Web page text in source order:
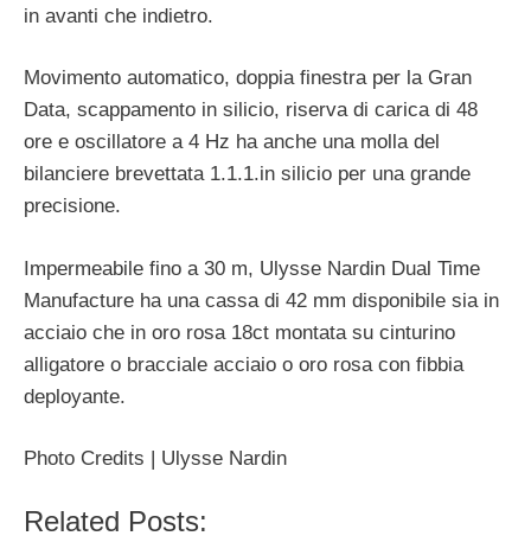
in avanti che indietro.
Movimento automatico, doppia finestra per la Gran
Data, scappamento in silicio, riserva di carica di 48
ore e oscillatore a 4 Hz ha anche una molla del
bilanciere brevettata 1.1.1.in silicio per una grande
precisione.
Impermeabile fino a 30 m, Ulysse Nardin Dual Time
Manufacture ha una cassa di 42 mm disponibile sia in
acciaio che in oro rosa 18ct montata su cinturino
alligatore o bracciale acciaio o oro rosa con fibbia
deployante.
Photo Credits | Ulysse Nardin
Related Posts: